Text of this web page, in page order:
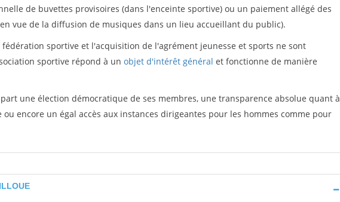
de buvettes provisoires (dans l'enceinte sportive) ou un paiement allégé des
vue de la diffusion de musiques dans un lieu accueillant du public).
sportive et l'acquisition de l'agrément jeunesse et sports ne sont
sportive répond à un objet d'intérêt général et fonctionne de manière
une élection démocratique de ses membres, une transparence absolue quant à
ou encore un égal accès aux instances dirigeantes pour les hommes comme pour